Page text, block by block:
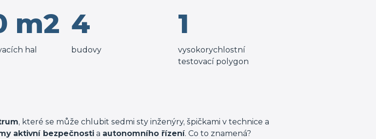
m2
hal
4
budovy
1
vysokorychlostní
testovací polygon
, které se může chlubit sedmi sty inženýry, špičkami v technice a
aktivní bezpečnosti a autonomního řízení. Co to znamená?